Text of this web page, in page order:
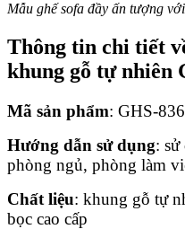
Mẫu ghế sofa đầy ấn tượng
Thông tin chi tiết
khung gỗ tự nhiên
Mã sản phẩm: GHS-
Hướng dẫn sử dụng:
phòng ngủ, phòng làm
Chất liệu: khung gỗ tự
bọc cao cấp